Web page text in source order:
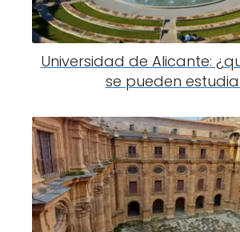
Universidad de Alicante:
se pueden